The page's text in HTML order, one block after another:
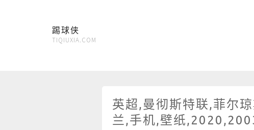
踢球侠
TIQIUXIA.COM
英超,曼彻斯特联,菲尔
兰,手机,壁纸